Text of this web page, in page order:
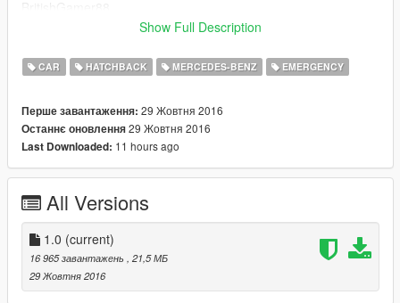
Antanna's - BritishGamer88
Dashlight - Bxbugs123
ANPR Camera - DoubleDoppler
-------------------------------------
DO NOT REDISTRIBUTE WITHOUT MY PERMISSION!
-----------------------------------------------------------------------
Please If you enjoy my work and want to give something back
for the time spent
on converting these, please donate. It encourages me to do
more for the community!.
Show Full Description
CAR HATCHBACK MERCEDES-BENZ EMERGENCY
Перше завантаження: 29 Жовтня 2016
Останнє оновлення29 Жовтня 2016
Last Downloaded: 11 hours ago
All Versions
1.0 (current)
16 965 завантажень
, 21,5 МБ
29 Жовтня 2016